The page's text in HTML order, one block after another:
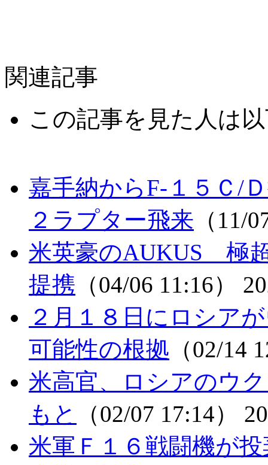
関連記事
この記事を見た人は
嘉手納からF-１５Ｃ
２ラプター飛来 （11/
米英豪のAUKUS 極
提携 （04/06 11:16）
２月１８日にロシア
可能性の根拠 （02/14
米高官、ロシアのウ
もと
（02/07 17:14）
米軍Ｆ１６戦闘機が